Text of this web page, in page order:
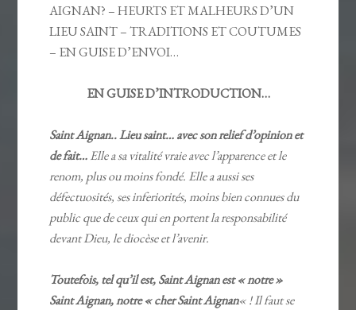
AIGNAN? – HEURTS ET MALHEURS D’UN
LIEU SAINT – TRADITIONS ET COUTUMES
– EN GUISE D’ENVOI…
EN GUISE D’INTRODUCTION…
Saint Aignan.. Lieu saint… avec son relief d’opinion et
de fait…Elle a sa vitalité vraie avec l’apparence et le
renom, plus ou moins fondé. Elle a aussi ses
défectuosités, ses inferiorités, moins bien connues du
public que de ceux qui en portent la responsabilité
devant Dieu, le diocèse et l’avenir.
Toutefois, tel qu’il est, Saint Aignan est « notre »
Saint Aignan, notre « cher Saint Aignan« ! Il faut se